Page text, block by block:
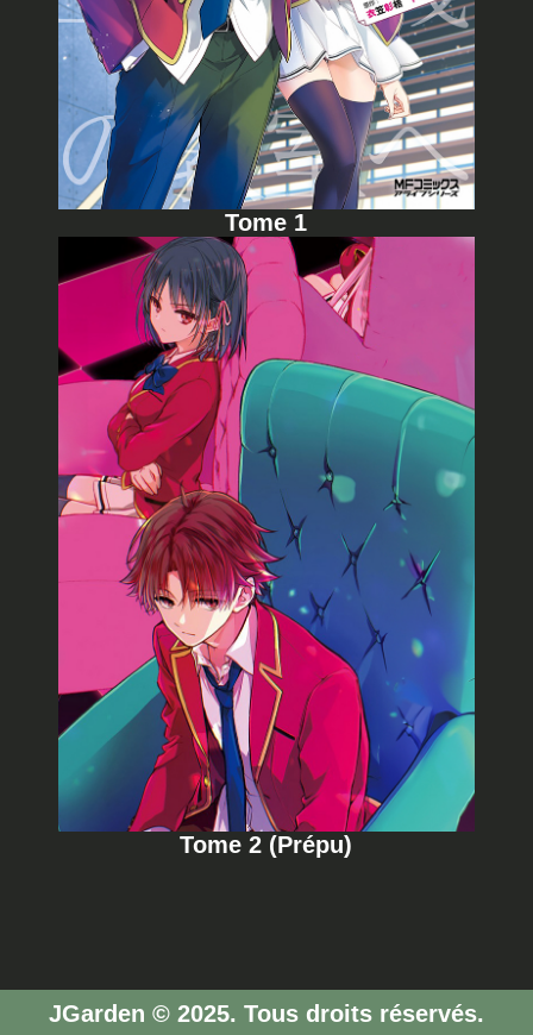
Tome 1
Tome 2 (Prépu)
JGarden © 2025. Tous droits réservés.